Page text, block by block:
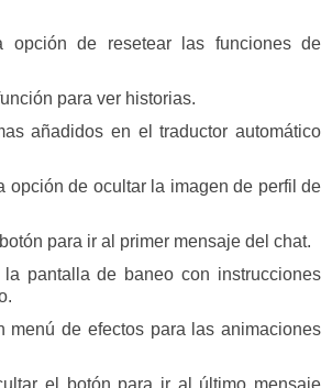
opción de resetear las funciones de
para ver historias.
añadidos en el traductor automático
opción de ocultar la imagen de perfil de
para ir al primer mensaje del chat.
la pantalla de baneo con instrucciones
menú de efectos para las animaciones